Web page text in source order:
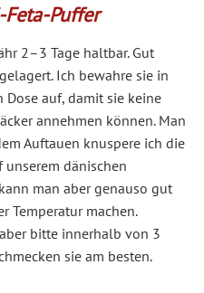
Puffer
2–3 Tage haltbar. Gut
Ich bewahre sie in
auf, damit sie keine
annehmen können. Man
Auftauen knuspere ich die
dänischen
man aber genauso gut
Temperatur machen.
bitte innerhalb von 3
sie am besten.